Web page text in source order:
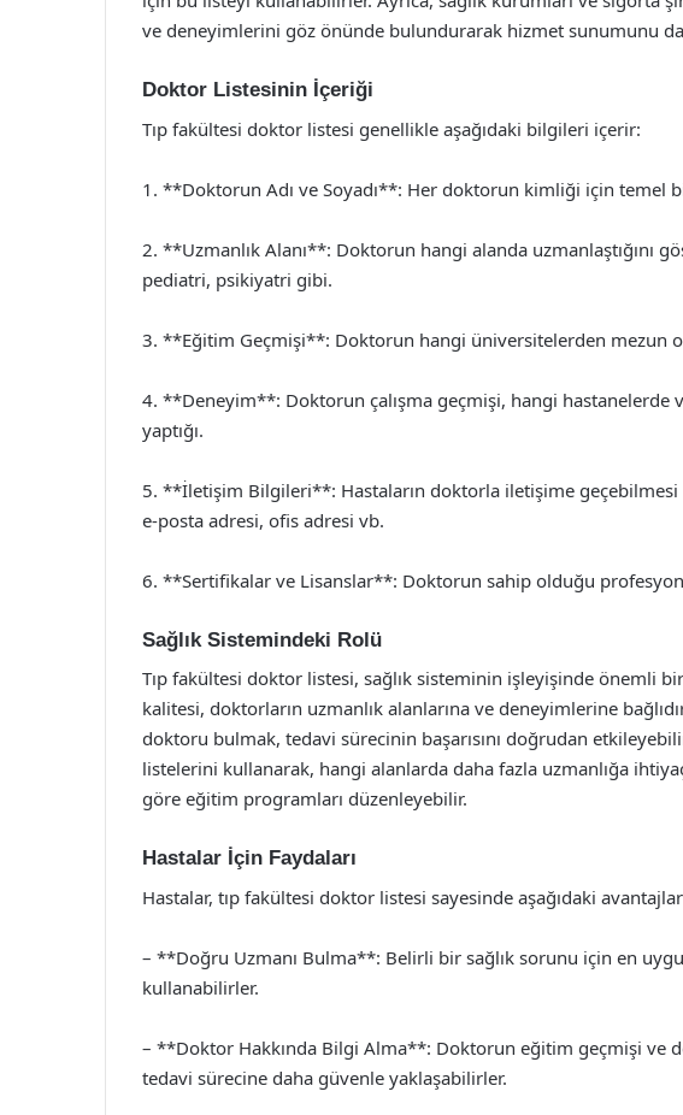
ve deneyimlerini göz önünde bulundurarak hizmet sunumunu
Doktor Listesinin İçeriği
Tıp fakültesi doktor listesi genellikle aşağıdaki bilgileri içerir:
1. **Doktorun Adı ve Soyadı**: Her doktorun kimliği için temel
2. **Uzmanlık Alanı**: Doktorun hangi alanda uzmanlaştığını
pediatri, psikiyatri gibi.
3. **Eğitim Geçmişi**: Doktorun hangi üniversitelerden mezun
4. **Deneyim**: Doktorun çalışma geçmişi, hangi hastanelerde
yaptığı.
5. **İletişim Bilgileri**: Hastaların doktorla iletişime
e-posta adresi, ofis adresi vb.
6. **Sertifikalar ve Lisanslar**: Doktorun sahip olduğu
Sağlık Sistemindeki Rolü
Tıp fakültesi doktor listesi, sağlık sisteminin işleyişinde önemli
kalitesi, doktorların uzmanlık alanlarına ve deneyimlerine
doktoru bulmak, tedavi sürecinin başarısını doğrudan
listelerini kullanarak, hangi alanlarda daha fazla uzmanlığa
göre eğitim programları düzenleyebilir.
Hastalar İçin Faydaları
Hastalar, tıp fakültesi doktor listesi sayesinde aşağıdaki
– **Doğru Uzmanı Bulma**: Belirli bir sağlık sorunu için en
kullanabilirler.
– **Doktor Hakkında Bilgi Alma**: Doktorun eğitim geçmişi ve
tedavi sürecine daha güvenle yaklaşabilirler.